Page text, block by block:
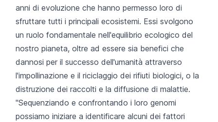
anni di evoluzione che hanno permesso loro di
sfruttare tutti i principali ecosistemi. Essi svolgono
un ruolo fondamentale nell'equilibrio ecologico del
nostro pianeta, oltre ad essere sia benefici che
dannosi per il successo dell'umanità attraverso
l'impollinazione e il riciclaggio dei rifiuti biologici, o la
distruzione dei raccolti e la diffusione di malattie.
"Sequenziando e confrontando i loro genomi
possiamo iniziare a identificare alcuni dei fattori